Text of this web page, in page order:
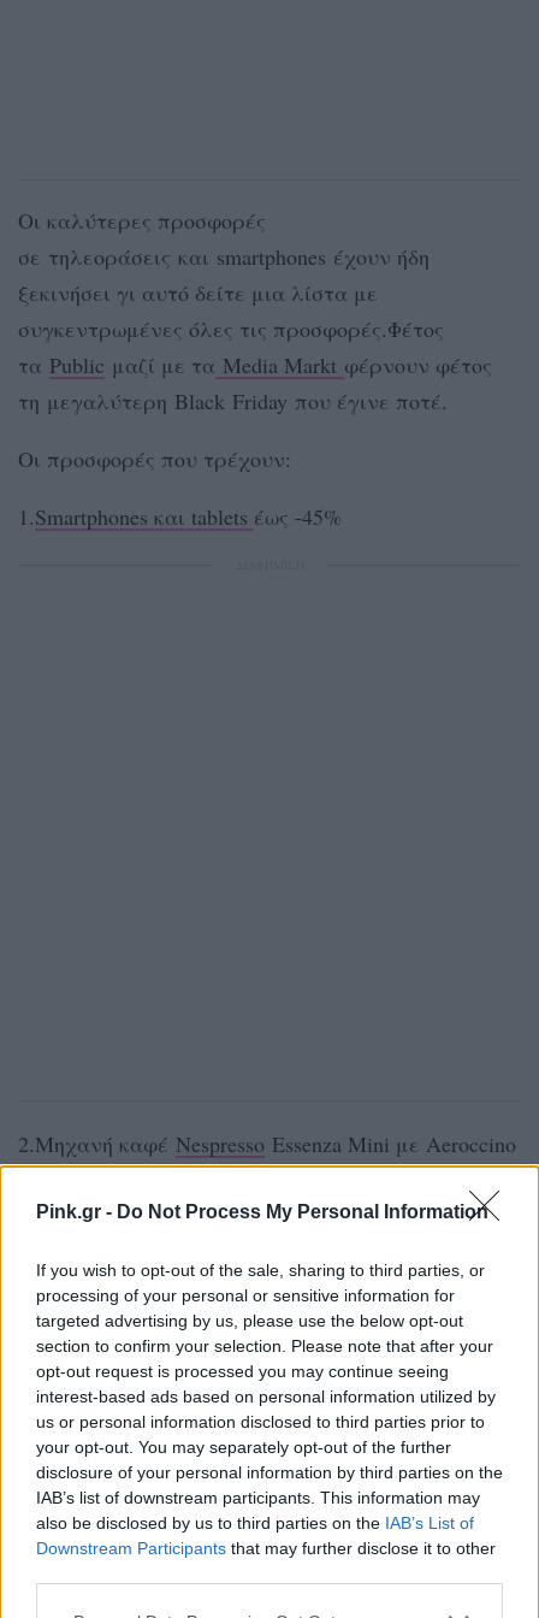
Pink.gr - Do Not Process My Personal Information
If you wish to opt-out of the sale, sharing to third parties, or
processing of your personal or sensitive information for
targeted advertising by us, please use the below opt-out
section to confirm your selection. Please note that after your
opt-out request is processed you may continue seeing
interest-based ads based on personal information utilized by
us or personal information disclosed to third parties prior to
your opt-out. You may separately opt-out of the further
disclosure of your personal information by third parties on the
IAB’s list of downstream participants. This information may
also be disclosed by us to third parties on the IAB’s List of
Downstream Participants that may further disclose it to other
Οι καλύτερες προσφορές
σε τηλεοράσεις και smartphones έχουν ήδη
ξεκινήσει γι αυτό δείτε μια λίστα με
συγκεντρωμένες όλες τις προσφορές.Φέτος
τα Public μαζί με τα Media Markt φέρνουν φέτος
τη μεγαλύτερη Black Friday που έγινε ποτέ.
Οι προσφορές που τρέχουν:
1.Smartphones και tablets έως -45%
2.Μηχανή καφέ Nespresso Essenza Mini με Aeroccino
Nespresso. Μην ξεχνάς ότι όλες οιNespressoμε
3.Ήρθε η ώρα να αλλάξεις την ατμόσφαιρα στο
σπίτι με τον κατάλληλοαφυγραντήραέως -40%
4.Πλύνε τα ρούχα σου με ένα γρήγορο 7κιλο
πλυντήριο ρούχωνSharpσε τιμή μόλις 249€.
Επιπλέον, μπορείς να βρεις όλες τις μεγάλες
οικιακές συσκευές με όφελος έως 50%.